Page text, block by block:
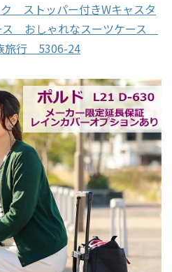
ストッパー付きWキャスタ
おしゃれなスーツケース
旅行 5306-24